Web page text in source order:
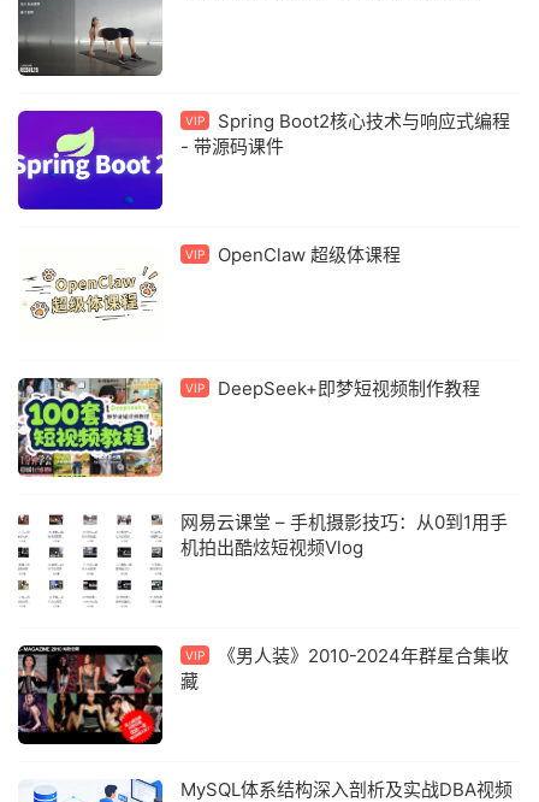
VIP
Spring Boot2核心技术与响应式编程
- 带源码课件
VIP OpenClaw 超级体课程
VIP DeepSeek+即梦短视频制作教程
网易云课堂 – 手机摄影技巧：从0到1用手
机拍出酷炫短视频Vlog
VIP
《男人装》2010-2024年群星合集收
藏
MySQL体系结构深入剖析及实战DBA视频